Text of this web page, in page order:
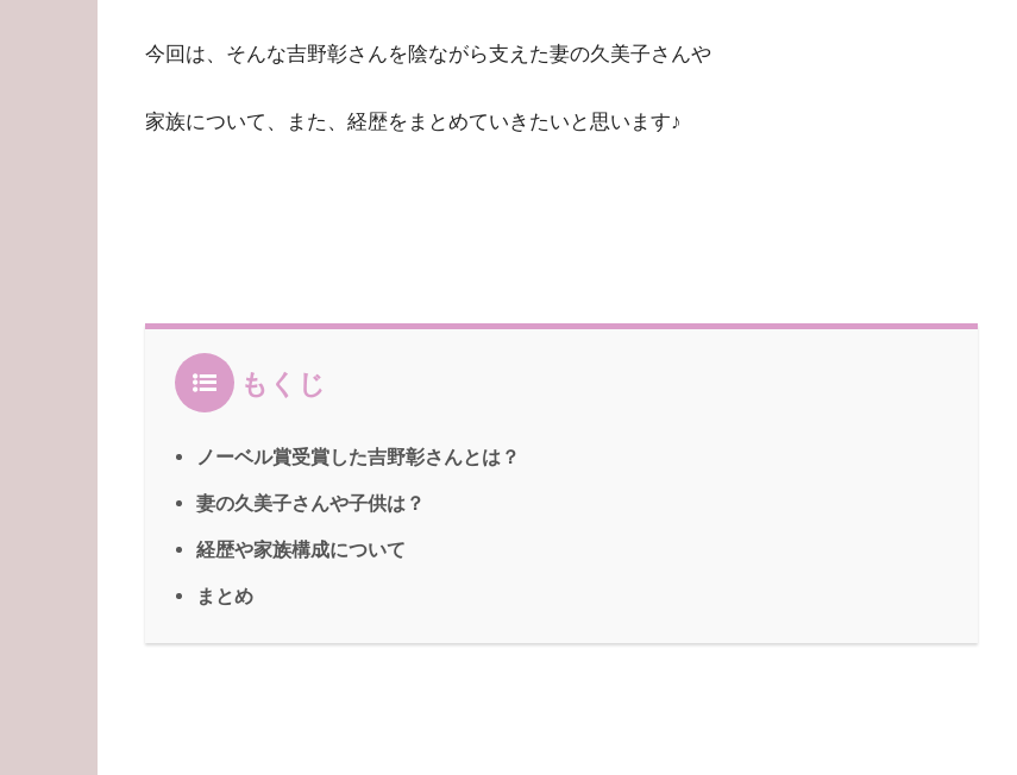
今回は、そんな吉野彰さんを陰ながら支えた妻の久美子さんや
家族について、また、経歴をまとめていきたいと思います♪
もくじ
ノーベル賞受賞した吉野彰さんとは？
妻の久美子さんや子供は？
経歴や家族構成について
まとめ